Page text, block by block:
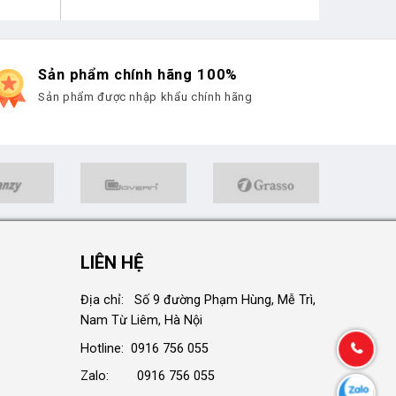
Sản phẩm chính hãng 100%
Sản phẩm được nhập khẩu chính hãng
LIÊN HỆ
Địa chỉ: Số 9 đường Phạm Hùng, Mễ Trì,
Nam Từ Liêm, Hà Nội
Hotline: 0916 756 055
Zalo: 0916 756 055